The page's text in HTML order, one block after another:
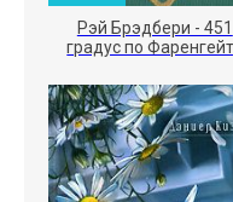
Рэй Брэдбери - 451
градус по